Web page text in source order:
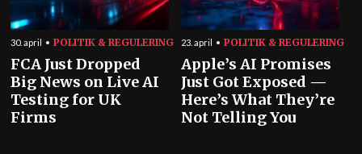
30. april POLITIK & REGULERING
FCA Just Dropped
Big News on Live AI
Testing for UK
Firms
23. april POLITIK & REGULERING
Apple’s AI Promises
Just Got Exposed —
Here’s What They’re
Not Telling You